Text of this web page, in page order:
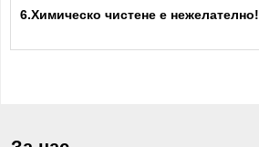
6.Химическо чистене е нежелателно!